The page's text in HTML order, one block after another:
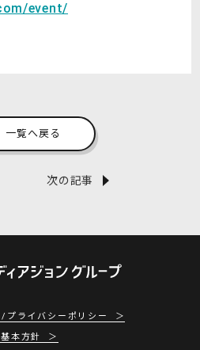
event/
一覧へ戻る
次の記事
プライバシーポリシー
本方針